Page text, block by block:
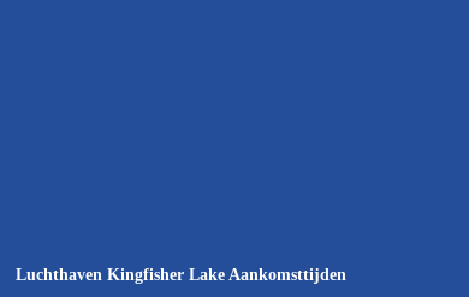
Luchthaven Kingfisher Lake Aankomsttijden